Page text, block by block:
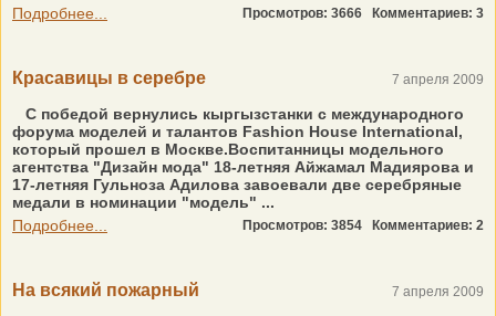
Подробнее...
Просмотров: 3666 Комментариев: 3
Красавицы в серебре 7 апреля 2009
С победой вернулись кыргызстанки с международного
форума моделей и талантов Fashion House International,
который прошел в Москве.Воспитанницы модельного
агентства "Дизайн мода" 18-летняя Айжамал Мадиярова и
17-летняя Гульноза Адилова завоевали две серебряные
медали в номинации "модель" ...
Подробнее...
Просмотров: 3854 Комментариев: 2
На всякий пожарный 7 апреля 2009